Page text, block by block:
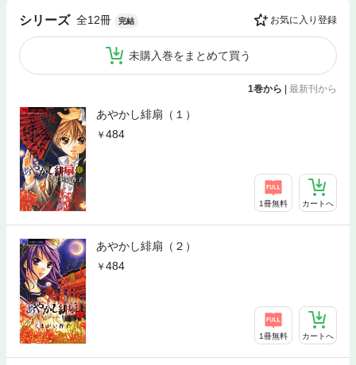
シリーズ 全12冊 完結 お気に入り登録
未購入巻をまとめて買う
1巻から 最新刊から
あやかし緋扇（１）
484
1冊無料 カートへ
あやかし緋扇（２）
484
1冊無料 カートへ